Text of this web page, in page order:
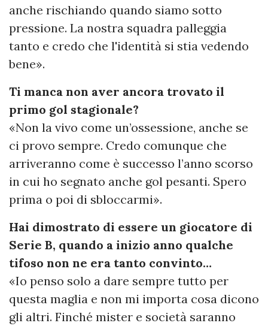
anche rischiando quando siamo sotto
pressione. La nostra squadra palleggia
tanto e credo che l'identità si stia vedendo
bene».
Ti manca non aver ancora trovato il
primo gol stagionale?
«Non la vivo come un’ossessione, anche se
ci provo sempre. Credo comunque che
arriveranno come è successo l’anno scorso
in cui ho segnato anche gol pesanti. Spero
prima o poi di sbloccarmi».
Hai dimostrato di essere un giocatore di
Serie B, quando a inizio anno qualche
tifoso non ne era tanto convinto…
«Io penso solo a dare sempre tutto per
questa maglia e non mi importa cosa dicono
gli altri. Finché mister e società saranno